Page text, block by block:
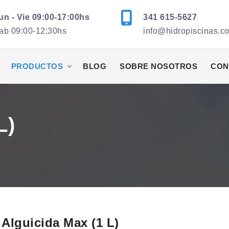
- Vie 09:00-17:00hs
09:00-12:30hs
341 615-5627
PRODUCTOS BLOG SOBRE NOSOTROS
Alguicida Max (1 L)